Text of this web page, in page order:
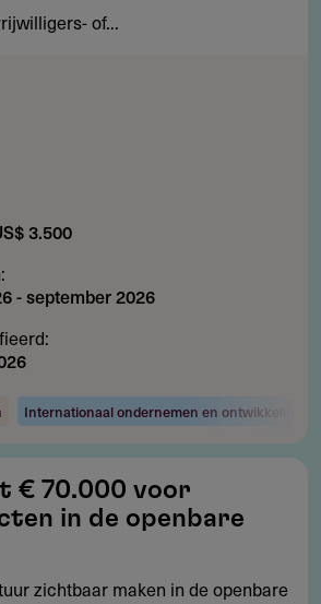
of...
3.500
-september 2026
Internationaal ondernemen en
€ 70.000 voor
in de openbare
zichtbaar maken in de openbare